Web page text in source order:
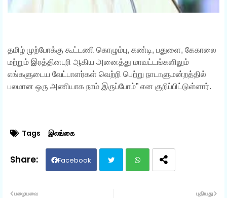
தமிழ் முற்போக்கு கூட்டணி கொழும்பு, கண்டி, பதுளை, கேகாலை
மற்றும் இரத்தினபுரி ஆகிய அனைத்து மாவட்டங்களிலும்
எங்களுடைய வேட்பாளர்கள் வெற்றி பெற்று நாடாளுமன்றத்தில்
பலமான ஒரு அணியாக நாம் இருப்போம்” என குறிப்பிட்டுள்ளார்.
Tags இலங்கை
Facebook
புதியது
பழையவை